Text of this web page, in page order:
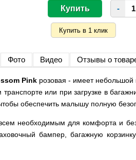
-
Фото Видео Отзывы о
Pinkрозовая - имеет небольшой
или при загрузке в
обеспечить малышу полную
необходимым для комфорта и
бампер, багажную